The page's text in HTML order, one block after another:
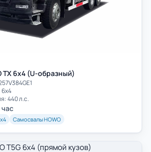
TX 6x4 (U-образный)
440 л.с.
час
Самосвалы HOWO